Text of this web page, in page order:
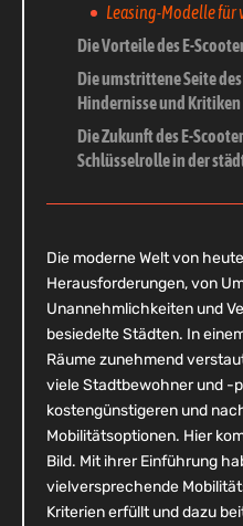
Leasing-Modelle für
Die Vorteile des E-
Die umstrittene Seite
Hindernisse und Kritiken
Die Zukunft des E-
Schlüsselrolle in der
Die moderne Welt von
Herausforderungen, von
Unannehmlichkeiten und
besiedelte Städten. In
Räume zunehmend
viele Stadtbewohner und -
kostengünstigeren und
Mobilitätsoptionen. Hier
Bild. Mit ihrer Einführung
vielversprechende
Kriterien erfüllt und dazu